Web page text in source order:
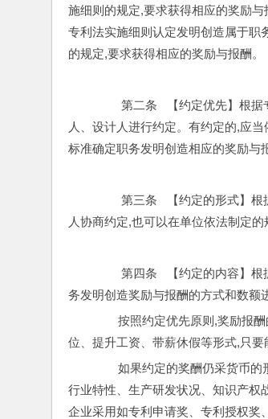
施细则的规定,要求获得相应的奖励
专利法实施细则认定发明创造属于职
的规定,要求获得相应的奖励与报酬。
第二条   【约定优先】根据
人、设计人进行约定。有约定的,应
标准确定职务发明创造相应的奖励与
第三条   【约定的形式】根
人协商约定,也可以在单位依法制定的
第四条   【约定的内容】根
务发明创造奖励与报酬的方式和数额
按照约定优先原则,奖励报酬
位、提升工资、带薪休假等形式,只要
如果约定的奖酬仍采货币的形
行业特性、生产研发状况、知识产权
企业采用如专利申请奖、专利授权奖